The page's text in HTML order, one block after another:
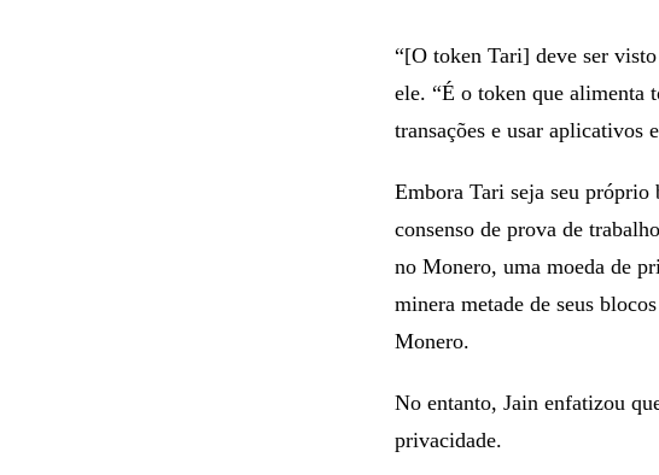
“[O token Tari] deve ser
ele. “É o token que alimenta
transações e usar aplicativos
Embora Tari seja seu
consenso de prova de
no Monero, uma moeda de
minera metade de seus
Monero.
No entanto, Jain enfatizou
privacidade.